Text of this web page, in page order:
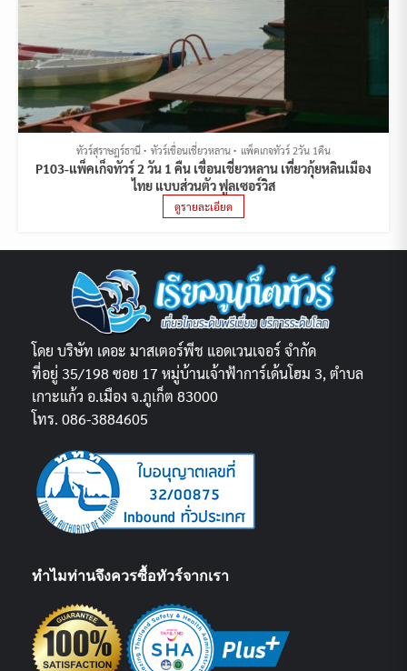
ทัวร์สุราษฎร์ธานี ทัวร์เขื่อนเชี่ยวหลาน แพ็คเกจทัวร์ 2วัน 1คืน
P103-แพ็คเก็จทัวร์ 2 วัน 1 คืน เขื่อนเชี่ยวหลาน เที่ยวกุ้ยหลินเมือง
ไทย แบบส่วนตัว ฟูลเซอร์วิส
ดูรายละเอียด
โดย บริษัท เดอะ มาสเตอร์พีช แอดเวนเจอร์ จำกัด
ที่อยู่ 35/198 ซอย 17 หมู่บ้านเจ้าฟ้าการ์เด้นโฮม 3, ตำบล
เกาะแก้ว อ.เมือง จ.ภูเก็ต 83000
โทร. 086-3884605
ทำไมท่านจึงควรซื้อทัวร์จากเรา